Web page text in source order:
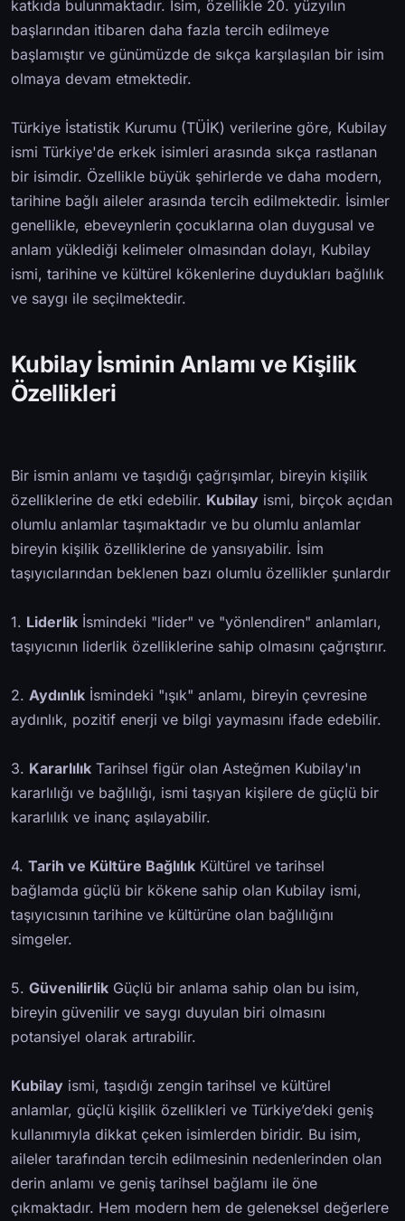
katkıda bulunmaktadır. İsim, özellikle 20. yüzyılın
başlarından itibaren daha fazla tercih edilmeye
başlamıştır ve günümüzde de sıkça karşılaşılan bir isim
olmaya devam etmektedir.
Türkiye İstatistik Kurumu (TÜİK) verilerine göre, Kubilay
ismi Türkiye'de erkek isimleri arasında sıkça rastlanan
bir isimdir. Özellikle büyük şehirlerde ve daha modern,
tarihine bağlı aileler arasında tercih edilmektedir. İsimler
genellikle, ebeveynlerin çocuklarına olan duygusal ve
anlam yüklediği kelimeler olmasından dolayı, Kubilay
ismi, tarihine ve kültürel kökenlerine duydukları bağlılık
ve saygı ile seçilmektedir.
Kubilay İsminin Anlamı ve Kişilik
Özellikleri
Bir ismin anlamı ve taşıdığı çağrışımlar, bireyin kişilik
özelliklerine de etki edebilir. Kubilay ismi, birçok açıdan
olumlu anlamlar taşımaktadır ve bu olumlu anlamlar
bireyin kişilik özelliklerine de yansıyabilir. İsim
taşıyıcılarından beklenen bazı olumlu özellikler şunlardır
1. Liderlik İsmindeki "lider" ve "yönlendiren" anlamları,
taşıyıcının liderlik özelliklerine sahip olmasını çağrıştırır.
2. Aydınlık İsmindeki "ışık" anlamı, bireyin çevresine
aydınlık, pozitif enerji ve bilgi yaymasını ifade edebilir.
3. Kararlılık Tarihsel figür olan Asteğmen Kubilay'ın
kararlılığı ve bağlılığı, ismi taşıyan kişilere de güçlü bir
kararlılık ve inanç aşılayabilir.
4. Tarih ve Kültüre Bağlılık Kültürel ve tarihsel
bağlamda güçlü bir kökene sahip olan Kubilay ismi,
taşıyıcısının tarihine ve kültürüne olan bağlılığını
simgeler.
5. Güvenilirlik Güçlü bir anlama sahip olan bu isim,
bireyin güvenilir ve saygı duyulan biri olmasını
potansiyel olarak artırabilir.
Kubilay ismi, taşıdığı zengin tarihsel ve kültürel
anlamlar, güçlü kişilik özellikleri ve Türkiye’deki geniş
kullanımıyla dikkat çeken isimlerden biridir. Bu isim,
aileler tarafından tercih edilmesinin nedenlerinden olan
derin anlamı ve geniş tarihsel bağlamı ile öne
çıkmaktadır. Hem modern hem de geleneksel değerlere